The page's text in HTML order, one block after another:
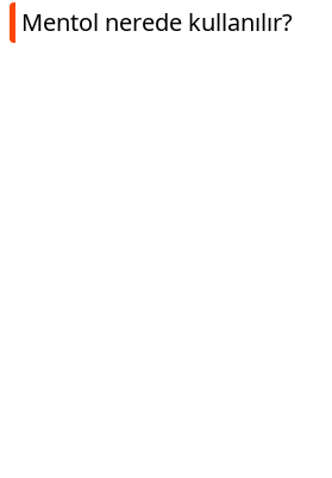
Mentol nerede kullanılır?